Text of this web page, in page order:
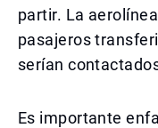
partir. La
pasajeros
serían
Es importante